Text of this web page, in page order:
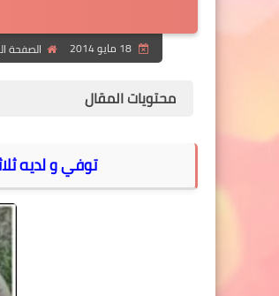
18 مايو 2014 الصفحة
محتويات المقال
توفي و لديه